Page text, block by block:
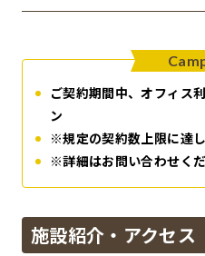
New
よく
ご契約期間中、オフィス
ン
※規定の契約数上限に達し
※詳細はお問い合わせくだ
施設紹介・アクセス